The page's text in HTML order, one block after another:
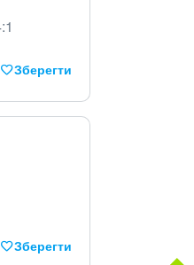
Зберегти
Зберегти